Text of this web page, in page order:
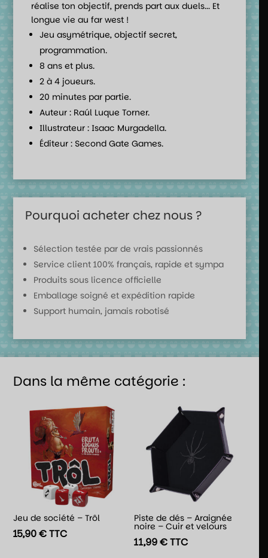
réalise ton objectif, prends part aux duels... Et
longue vie au far west !
Jeu asymétrique, objectif secret,
programmation.
8 ans et plus.
2 à 4 joueurs.
20 minutes par partie.
Auteur : Raúl Luque Torner.
Illustrateur : Isaac Murgadella.
Éditeur : Second Gate Games.
Pourquoi acheter chez nous ?
Sélection testée par de vrais passionnés
Service client 100% français, rapide et sympa
Produits sous licence officielle
Emballage soigné et expédition rapide
Support humain, jamais robotisé
Dans la même catégorie :
Jeu de société – Trôl
15,90€TTC
Piste de dés – Araignée
noire – Cuir et velours
11,99€TTC